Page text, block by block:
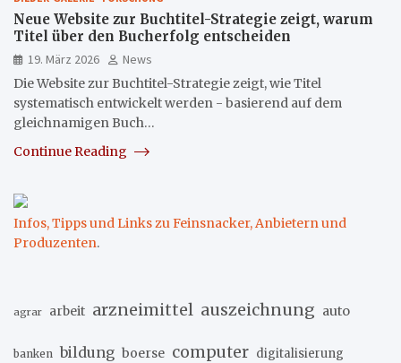
Neue Website zur Buchtitel-Strategie zeigt, warum
Titel über den Bucherfolg entscheiden
19. März 2026
News
Die Website zur Buchtitel-Strategie zeigt, wie Titel
systematisch entwickelt werden - basierend auf dem
gleichnamigen Buch…
Continue Reading
Infos, Tipps und Links zu Feinsnacker, Anbietern und
Produzenten.
agrar arbeit arzneimittel auszeichnung auto
banken bildung boerse computer digitalisierung